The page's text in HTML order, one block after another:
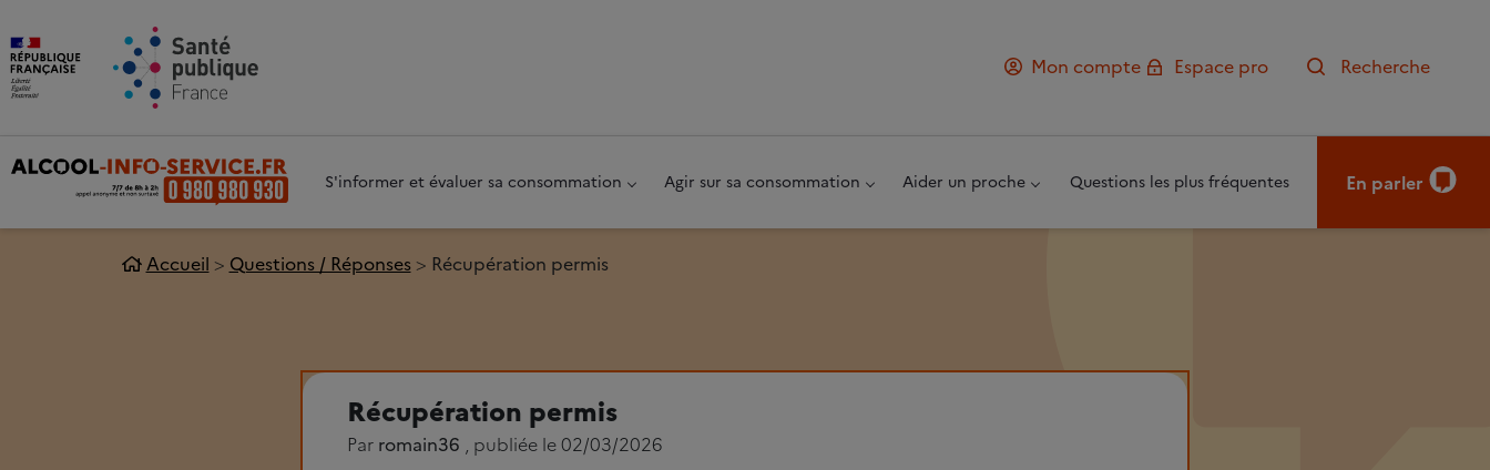
Mon compte
Espace pro Recherche
S'informer et évaluer sa consommation Agir sur sa consommation Aider un proche Questions les plus fréquentes En parler
Accueil Questions / Réponses Récupération permis
Récupération permis
Par romain36 , publiée le 02/03/2026